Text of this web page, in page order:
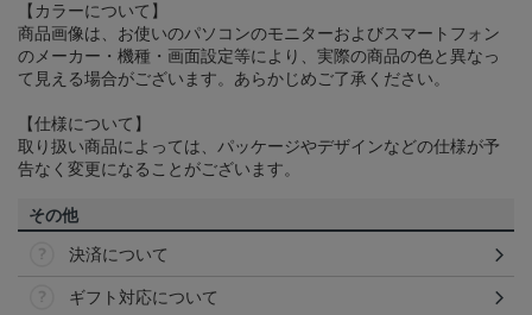
【カラーについて】
商品画像は、お使いのパソコンのモニターおよびスマートフォン
のメーカー・機種・画面設定等により、実際の商品の色と異なっ
て見える場合がございます。あらかじめご了承ください。
【仕様について】
取り扱い商品によっては、パッケージやデザインなどの仕様が予
告なく変更になることがございます。
その他
決済について
ギフト対応について